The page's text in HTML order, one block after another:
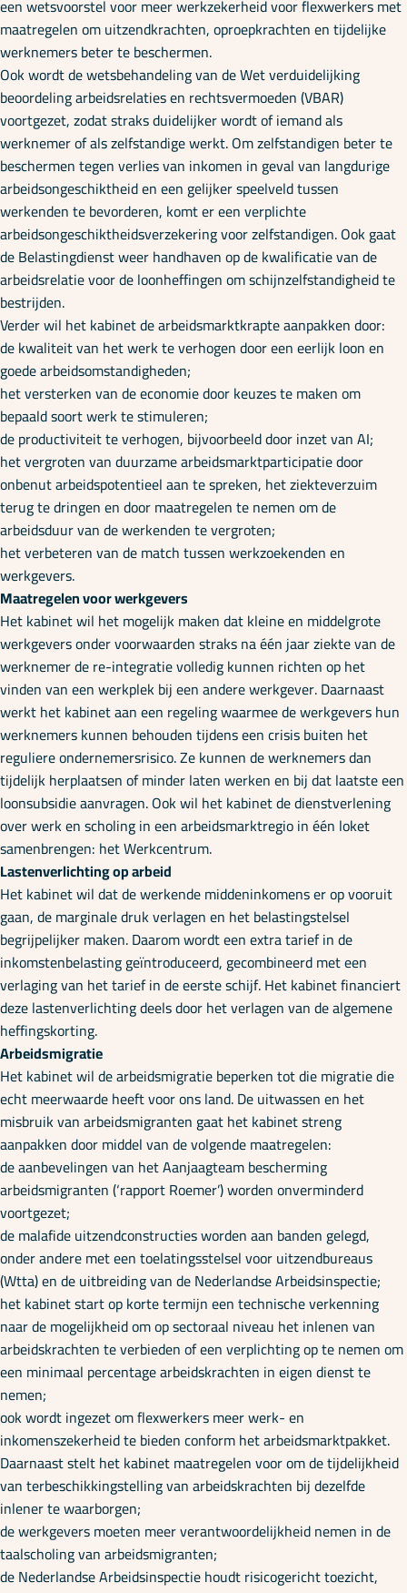
een wetsvoorstel voor meer werkzekerheid voor flexwerkers met
maatregelen om uitzendkrachten, oproepkrachten en tijdelijke
werknemers beter te beschermen.
Ook wordt de wetsbehandeling van de Wet verduidelijking
beoordeling arbeidsrelaties en rechtsvermoeden (VBAR)
voortgezet, zodat straks duidelijker wordt of iemand als
werknemer of als zelfstandige werkt. Om zelfstandigen beter te
beschermen tegen verlies van inkomen in geval van langdurige
arbeidsongeschiktheid en een gelijker speelveld tussen
werkenden te bevorderen, komt er een verplichte
arbeidsongeschiktheidsverzekering voor zelfstandigen. Ook gaat
de Belastingdienst weer handhaven op de kwalificatie van de
arbeidsrelatie voor de loonheffingen om schijnzelfstandigheid te
bestrijden.
Verder wil het kabinet de arbeidsmarktkrapte aanpakken door:
de kwaliteit van het werk te verhogen door een eerlijk loon en
goede arbeidsomstandigheden;
het versterken van de economie door keuzes te maken om
bepaald soort werk te stimuleren;
de productiviteit te verhogen, bijvoorbeeld door inzet van AI;
het vergroten van duurzame arbeidsmarktparticipatie door
onbenut arbeidspotentieel aan te spreken, het ziekteverzuim
terug te dringen en door maatregelen te nemen om de
arbeidsduur van de werkenden te vergroten;
het verbeteren van de match tussen werkzoekenden en
werkgevers.
Maatregelen voor werkgevers
Het kabinet wil het mogelijk maken dat kleine en middelgrote
werkgevers onder voorwaarden straks na één jaar ziekte van de
werknemer de re-integratie volledig kunnen richten op het
vinden van een werkplek bij een andere werkgever. Daarnaast
werkt het kabinet aan een regeling waarmee de werkgevers hun
werknemers kunnen behouden tijdens een crisis buiten het
reguliere ondernemersrisico. Ze kunnen de werknemers dan
tijdelijk herplaatsen of minder laten werken en bij dat laatste een
loonsubsidie aanvragen. Ook wil het kabinet de dienstverlening
over werk en scholing in een arbeidsmarktregio in één loket
samenbrengen: het Werkcentrum.
Lastenverlichting op arbeid
Het kabinet wil dat de werkende middeninkomens er op vooruit
gaan, de marginale druk verlagen en het belastingstelsel
begrijpelijker maken. Daarom wordt een extra tarief in de
inkomstenbelasting geïntroduceerd, gecombineerd met een
verlaging van het tarief in de eerste schijf. Het kabinet financiert
deze lastenverlichting deels door het verlagen van de algemene
heffingskorting.
Arbeidsmigratie
Het kabinet wil de arbeidsmigratie beperken tot die migratie die
echt meerwaarde heeft voor ons land. De uitwassen en het
misbruik van arbeidsmigranten gaat het kabinet streng
aanpakken door middel van de volgende maatregelen:
de aanbevelingen van het Aanjaagteam bescherming
arbeidsmigranten (‘rapport Roemer’) worden onverminderd
voortgezet;
de malafide uitzendconstructies worden aan banden gelegd,
onder andere met een toelatingsstelsel voor uitzendbureaus
(Wtta) en de uitbreiding van de Nederlandse Arbeidsinspectie;
het kabinet start op korte termijn een technische verkenning
naar de mogelijkheid om op sectoraal niveau het inlenen van
arbeidskrachten te verbieden of een verplichting op te nemen om
een minimaal percentage arbeidskrachten in eigen dienst te
nemen;
ook wordt ingezet om flexwerkers meer werk- en
inkomenszekerheid te bieden conform het arbeidsmarktpakket.
Daarnaast stelt het kabinet maatregelen voor om de tijdelijkheid
van terbeschikkingstelling van arbeidskrachten bij dezelfde
inlener te waarborgen;
de werkgevers moeten meer verantwoordelijkheid nemen in de
taalscholing van arbeidsmigranten;
de Nederlandse Arbeidsinspectie houdt risicogericht toezicht,